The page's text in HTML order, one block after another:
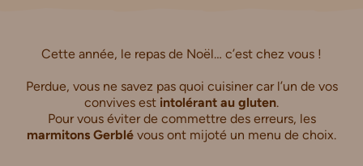
Cette année, le repas de Noël… c’est chez vous !
Perdue, vous ne savez pas quoi cuisiner car l’un de vos
convives est intolérant au gluten.
Pour vous éviter de commettre des erreurs, les
marmitons Gerblé vous ont mijoté un menu de choix.